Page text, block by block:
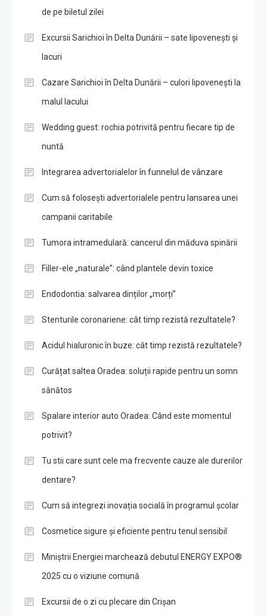
de pe biletul zilei
Excursii Sarichioi în Delta Dunării – sate lipovenești și
lacuri
Cazare Sarichioi în Delta Dunării – culori lipovenești la
malul lacului
Wedding guest: rochia potrivită pentru fiecare tip de
nuntă
Integrarea advertorialelor în funnelul de vânzare
Cum să folosești advertorialele pentru lansarea unei
campanii caritabile
Tumora intramedulară: cancerul din măduva spinării
Filler-ele „naturale”: când plantele devin toxice
Endodontia: salvarea dinților „morți”
Stenturile coronariene: cât timp rezistă rezultatele?
Acidul hialuronic în buze: cât timp rezistă rezultatele?
Curățat saltea Oradea: soluții rapide pentru un somn
sănătos
Spalare interior auto Oradea: Când este momentul
potrivit?
Tu stii care sunt cele ma frecvente cauze ale durerilor
dentare?
Cum să integrezi inovația socială în programul școlar
Cosmetice sigure și eficiente pentru tenul sensibil
Miniștrii Energiei marchează debutul ENERGY EXPO®
2025 cu o viziune comună
Excursii de o zi cu plecare din Crișan